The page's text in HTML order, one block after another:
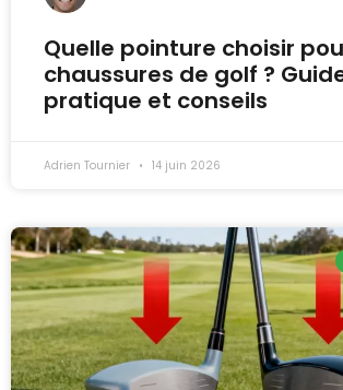
Quelle pointure choisir
chaussures de golf ?
pratique et conseils
Adrien Tournier 14 juin 2026